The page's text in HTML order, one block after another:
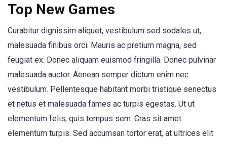
Top New Games
Curabitur dignissim aliquet, vestibulum sed sodales ut,
malesuada finibus orci. Mauris ac pretium magna, sed
feugiat ex. Donec aliquam euismod fringilla. Donec pulvinar
malesuada auctor. Aenean semper dictum enim nec
vestibulum. Pellentesque habitant morbi tristique senectus
et netus et malesuada fames ac turpis egestas. Ut ut
elementum felis, quis tempus sem. Cras sit amet
elementum turpis. Sed accumsan tortor erat, at ultrices elit